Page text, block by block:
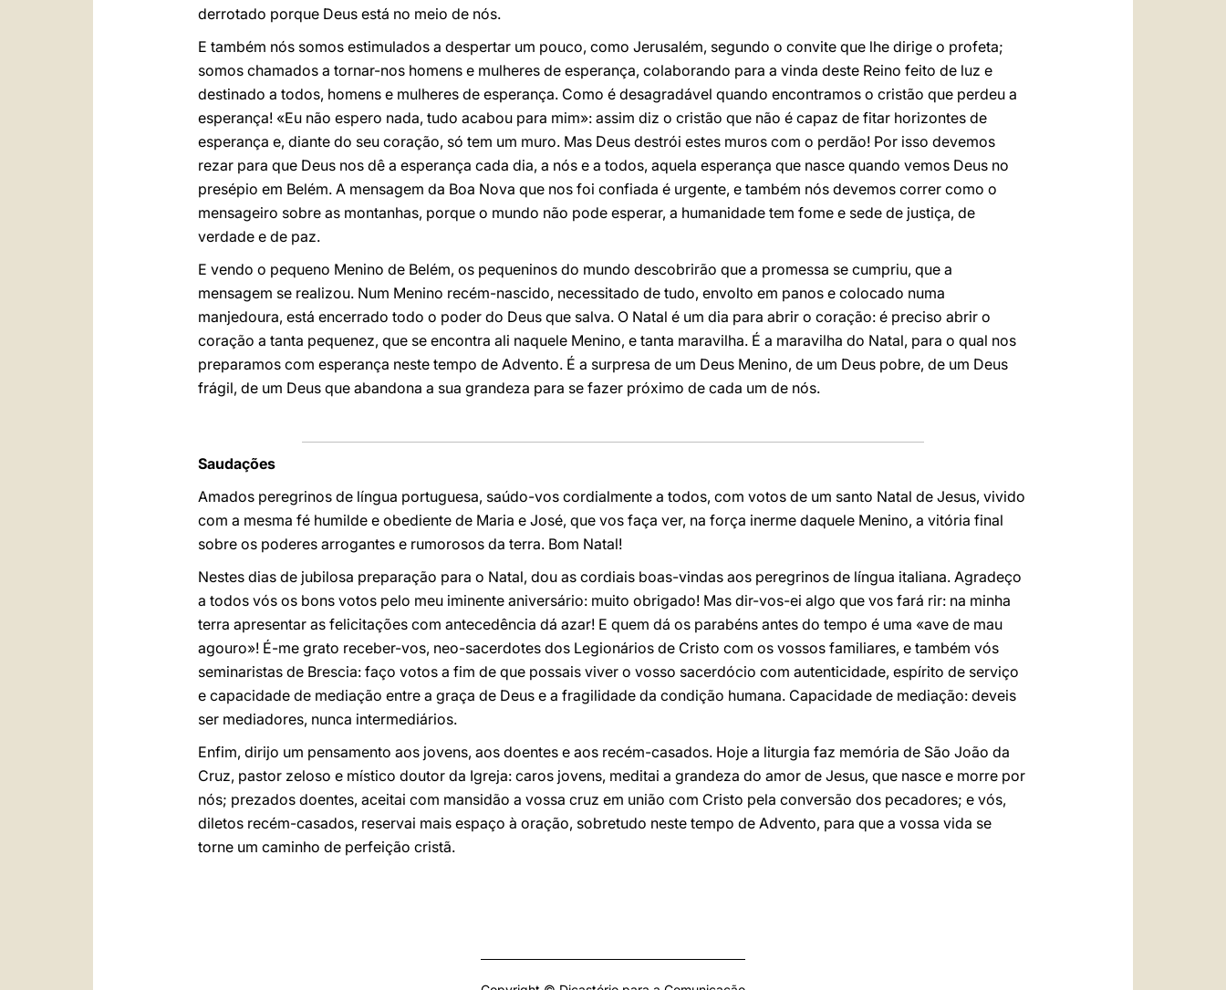
derrotado porque Deus está no meio de nós.
E também nós somos estimulados a despertar um pouco, como Jerusalém, segundo o convite que lhe dirige o profeta;
somos chamados a tornar-nos homens e mulheres de esperança, colaborando para a vinda deste Reino feito de luz e
destinado a todos, homens e mulheres de esperança. Como é desagradável quando encontramos o cristão que perdeu a
esperança! «Eu não espero nada, tudo acabou para mim»: assim diz o cristão que não é capaz de fitar horizontes de
esperança e, diante do seu coração, só tem um muro. Mas Deus destrói estes muros com o perdão! Por isso devemos
rezar para que Deus nos dê a esperança cada dia, a nós e a todos, aquela esperança que nasce quando vemos Deus no
presépio em Belém. A mensagem da Boa Nova que nos foi confiada é urgente, e também nós devemos correr como o
mensageiro sobre as montanhas, porque o mundo não pode esperar, a humanidade tem fome e sede de justiça, de
verdade e de paz.
E vendo o pequeno Menino de Belém, os pequeninos do mundo descobrirão que a promessa se cumpriu, que a
mensagem se realizou. Num Menino recém-nascido, necessitado de tudo, envolto em panos e colocado numa
manjedoura, está encerrado todo o poder do Deus que salva. O Natal é um dia para abrir o coração: é preciso abrir o
coração a tanta pequenez, que se encontra ali naquele Menino, e tanta maravilha. É a maravilha do Natal, para o qual nos
preparamos com esperança neste tempo de Advento. É a surpresa de um Deus Menino, de um Deus pobre, de um Deus
frágil, de um Deus que abandona a sua grandeza para se fazer próximo de cada um de nós.
Saudações
Amados peregrinos de língua portuguesa, saúdo-vos cordialmente a todos, com votos de um santo Natal de Jesus, vivido
com a mesma fé humilde e obediente de Maria e José, que vos faça ver, na força inerme daquele Menino, a vitória final
sobre os poderes arrogantes e rumorosos da terra. Bom Natal!
Nestes dias de jubilosa preparação para o Natal, dou as cordiais boas-vindas aos peregrinos de língua italiana. Agradeço
a todos vós os bons votos pelo meu iminente aniversário: muito obrigado! Mas dir-vos-ei algo que vos fará rir: na minha
terra apresentar as felicitações com antecedência dá azar! E quem dá os parabéns antes do tempo é uma «ave de mau
agouro»! É-me grato receber-vos, neo-sacerdotes dos Legionários de Cristo com os vossos familiares, e também vós
seminaristas de Brescia: faço votos a fim de que possais viver o vosso sacerdócio com autenticidade, espírito de serviço
e capacidade de mediação entre a graça de Deus e a fragilidade da condição humana. Capacidade de mediação: deveis
ser mediadores, nunca intermediários.
Enfim, dirijo um pensamento aos jovens, aos doentes e aos recém-casados. Hoje a liturgia faz memória de São João da
Cruz, pastor zeloso e místico doutor da Igreja: caros jovens, meditai a grandeza do amor de Jesus, que nasce e morre por
nós; prezados doentes, aceitai com mansidão a vossa cruz em união com Cristo pela conversão dos pecadores; e vós,
diletos recém-casados, reservai mais espaço à oração, sobretudo neste tempo de Advento, para que a vossa vida se
torne um caminho de perfeição cristã.